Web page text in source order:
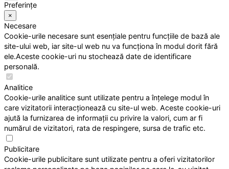
Preferințe
×
Necesare
Cookie-urile necesare sunt esențiale pentru funcțiile de bază ale
site-ului web, iar site-ul web nu va funcționa în modul dorit fără
ele.Aceste cookie-uri nu stochează date de identificare
personală.
Analitice
Cookie-urile analitice sunt utilizate pentru a înțelege modul în
care vizitatorii interacționează cu site-ul web. Aceste cookie-uri
ajută la furnizarea de informații cu privire la valori, cum ar fi
numărul de vizitatori, rata de respingere, sursa de trafic etc.
Publicitare
Cookie-urile publicitare sunt utilizate pentru a oferi vizitatorilor